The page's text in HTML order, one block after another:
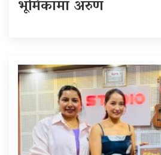
भूमिकामा अरुण